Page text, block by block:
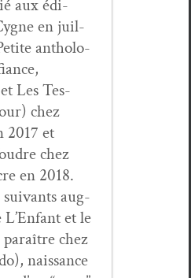
aux édi­
en juil­
antholo­
Les Tes­
chez
2017 et
chez
en 2018.
suiv­ants aug­
L’En­fant et le
chez
nais­sance